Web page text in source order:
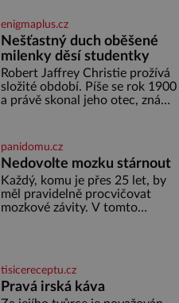
nikdo neodvážil podzemní
hrobku otevřít a její poklop tak
raději jen skrápí svěcenou
vodou. Za několik dní divné
burácení skutečně ustane. Když
o mnoho let později hrobku
enigmaplus.cz
Nešťastný duch oběšené
milenky děsí studentky
Robert Jaffrey Christie prožívá
složité období. Píše se rok 1900
a právě skonal jeho otec, známý
ale doprovázena ohromným
dědictvím
panidomu.cz
Nedovolte mozku stárnout
Každý, komu je přes 25 let, by
měl pravidelně procvičovat
mozkové závity. V tomto
marně v paměti lovíte název
knížky, kterou jste nedávno
tisicereceptu.cz
Pravá irská káva